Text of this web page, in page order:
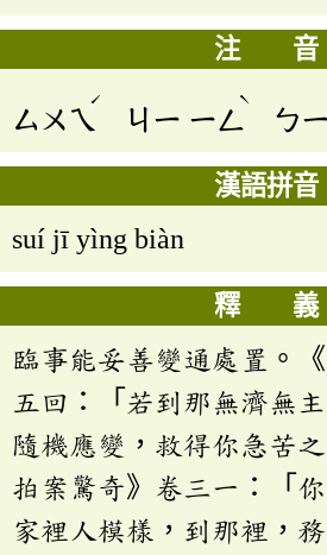
注 音
ㄙㄨㄟ
ˊ
ㄐㄧ ㄧㄥ
ˋ
ㄅ
漢語拼音
suí jī yìng biàn
釋 義
臨事能妥善變通處置。
五回：「若到那無濟無
隨機應變，救得你急苦
拍案驚奇》卷三一：「
家裡人模樣，到那裡，